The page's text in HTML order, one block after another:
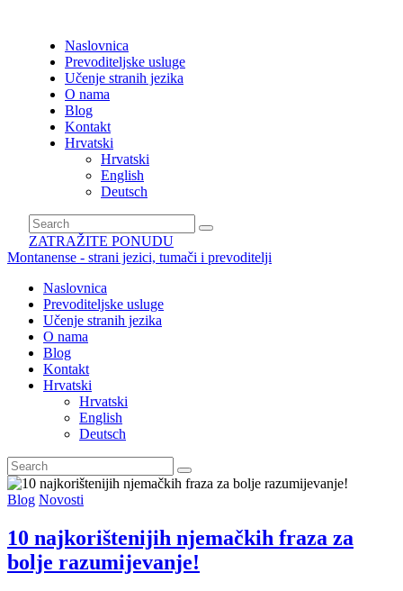
Naslovnica
Prevoditeljske usluge
Učenje stranih jezika
O nama
Blog
Kontakt
Hrvatski
Hrvatski
English
Deutsch
ZATRAŽITE PONUDU
Montanense - strani jezici, tumači i prevoditelji
Naslovnica
Prevoditeljske usluge
Učenje stranih jezika
O nama
Blog
Kontakt
Hrvatski
Hrvatski
English
Deutsch
Blog Novosti
10 najkorištenijih njemačkih fraza za
bolje razumijevanje!